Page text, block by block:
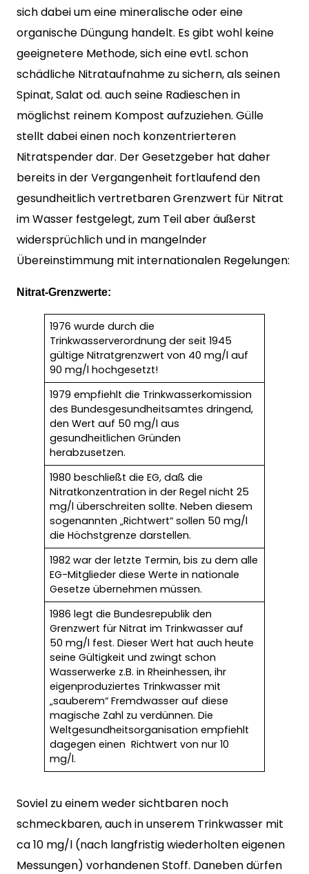
sich dabei um eine mineralische oder eine
organische Düngung handelt. Es gibt wohl keine
geeignetere Methode, sich eine evtl. schon
schädliche Nitrataufnahme zu sichern, als seinen
Spinat, Salat od. auch seine Radieschen in
möglichst reinem Kompost aufzuziehen. Gülle
stellt dabei einen noch konzentrierteren
Nitratspender dar. Der Gesetzgeber hat daher
bereits in der Vergangenheit fortlaufend den
gesundheitlich vertretbaren Grenzwert für Nitrat
im Wasser festgelegt, zum Teil aber äußerst
widersprüchlich und in mangelnder
Übereinstimmung mit internationalen Regelungen:
Nitrat-Grenzwerte:
1976 wurde durch die
Trinkwasserverordnung der seit 1945
gültige Nitratgrenzwert von 40 mg/l auf
90 mg/l hochgesetzt!
1979 empfiehlt die Trinkwasserkomission
des Bundesgesundheitsamtes dringend,
den Wert auf 50 mg/l aus
gesundheitlichen Gründen
herabzusetzen.
1980 beschließt die EG, daß die
Nitratkonzentration in der Regel nicht 25
mg/l überschreiten sollte. Neben diesem
sogenannten „Richtwert“ sollen 50 mg/l
die Höchstgrenze darstellen.
1982 war der letzte Termin, bis zu dem alle
EG-Mitglieder diese Werte in nationale
Gesetze übernehmen müssen.
1986 legt die Bundesrepublik den
Grenzwert für Nitrat im Trinkwasser auf
50 mg/l fest. Dieser Wert hat auch heute
seine Gültigkeit und zwingt schon
Wasserwerke z.B. in Rheinhessen, ihr
eigenproduziertes Trinkwasser mit
„sauberem“ Fremdwasser auf diese
magische Zahl zu verdünnen. Die
Weltgesundheitsorganisation empfiehlt
dagegen einen Richtwert von nur 10
mg/l.
Soviel zu einem weder sichtbaren noch
schmeckbaren, auch in unserem Trinkwasser mit
ca 10 mg/l (nach langfristig wiederholten eigenen
Messungen) vorhandenen Stoff. Daneben dürfen